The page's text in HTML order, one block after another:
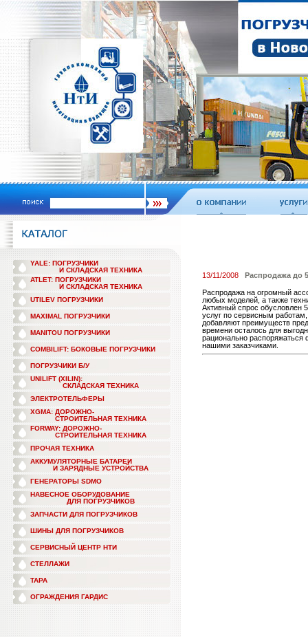
YALE: ПОГРУЗЧИКИ
И СКЛАДСКАЯ ТЕХНИКА
ATLET: ПОГРУЗЧИКИ
И СКЛАДСКАЯ ТЕХНИКА
UTILEV ПОГРУЗЧИКИ
MAXIMAL ПОГРУЗЧИКИ
MANITOU ПОГРУЗЧИКИ
COMBILIFT: БОКОВЫЕ ПОГРУЗЧИКИ
ПОГРУЗЧИКИ Б/У
UNILIFT (XILIN):
СКЛАДСКАЯ ТЕХНИКА
ЭЛЕКТРОТЕЛЬФЕРЫ
XGMA: ДОРОЖНО-
СТРОИТЕЛЬНАЯ ТЕХНИКА
FORWAY: ДОРОЖНО-
СТРОИТЕЛЬНАЯ ТЕХНИКА
ПРОЧАЯ ТЕХНИКА
АККУМУЛЯТОРНЫЕ БАТАРЕИ
И ЗАРЯДНЫЕ УСТРОЙСТВА
ГЕНЕРАТОРЫ SDMO
НАВЕСНОЕ ОБОРУДОВАНИЕ
ДЛЯ ПОГРУЗЧИКОВ
ЗАПЧАСТИ ДЛЯ ПОГРУЗЧИКОВ
ШИНЫ ДЛЯ ПОГРУЗЧИКОВ
СЕРВИСНЫЙ ЦЕНТР НТИ
СТЕЛЛАЖИ
ТАРА
ОГРАЖДЕНИЯ ГАРДИС
13/11/2008 Распродажа до
Распродажа на огромный
любых моделей, а также
Активный спрос обусловлен
услуг по сервисным
добавляют преимуществ
времени осталось для
рационально
нашими заказчиками.